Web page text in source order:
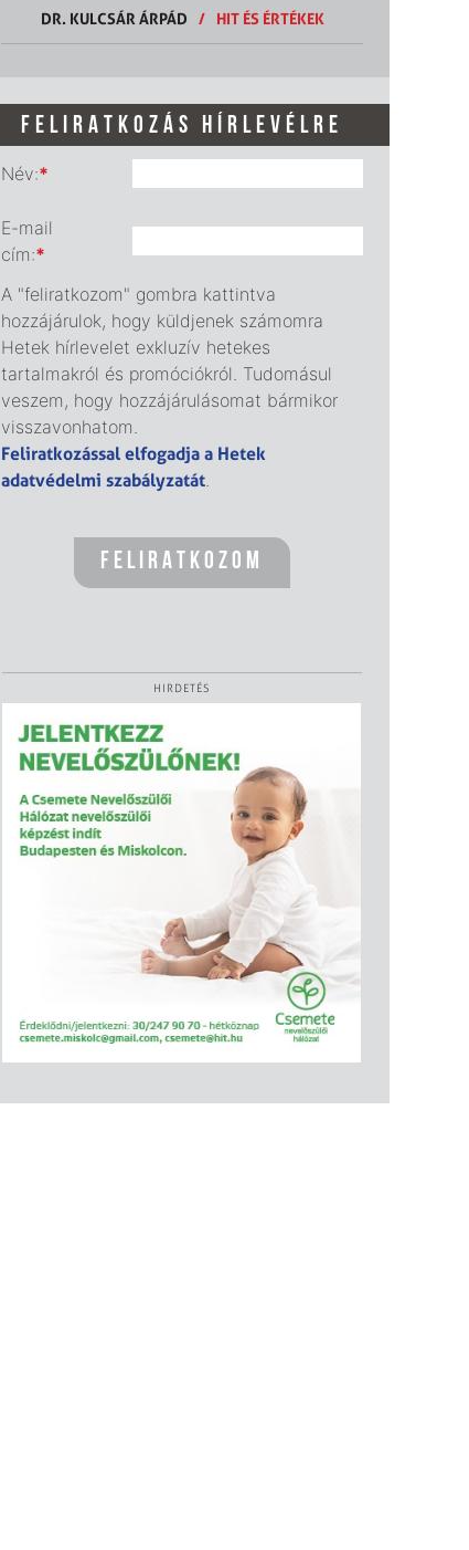
DR. KULCSÁR ÁRPÁD
/ HIT ÉS ÉRTÉKEK
FELIRATKOZÁS HÍRLEVÉLRE
Név:*
E-mail
cím:*
A "feliratkozom" gombra kattintva
hozzájárulok, hogy küldjenek számomra
Hetek hírlevelet exkluzív hetekes
tartalmakról és promóciókról. Tudomásul
veszem, hogy hozzájárulásomat bármikor
visszavonhatom.
Feliratkozással elfogadja a Hetek
adatvédelmi szabályzatát.
HIRDETÉS